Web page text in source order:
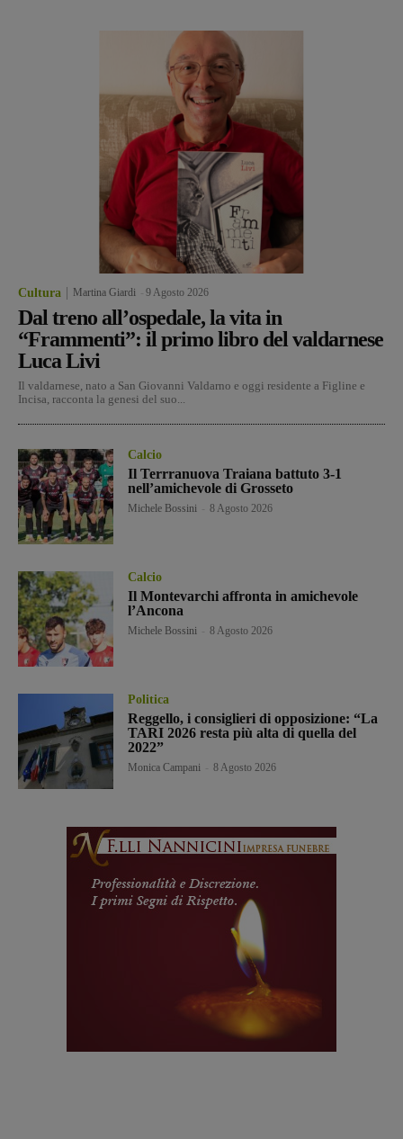
Cultura Martina Giardi 9 Agosto 2026
Dal treno all’ospedale, la vita in
“Frammenti”: il primo libro del valdarnese
Luca Livi
Il valdarnese, nato a San Giovanni Valdarno e oggi residente a Figline e
Incisa, racconta la genesi del suo...
Calcio
Il Terrranuova Traiana battuto 3-1
nell’amichevole di Grosseto
Michele Bossini 8 Agosto 2026
Calcio
Il Montevarchi affronta in amichevole
l’Ancona
Michele Bossini 8 Agosto 2026
Politica
Reggello, i consiglieri di opposizione: “La
TARI 2026 resta più alta di quella del
2022”
Monica Campani 8 Agosto 2026